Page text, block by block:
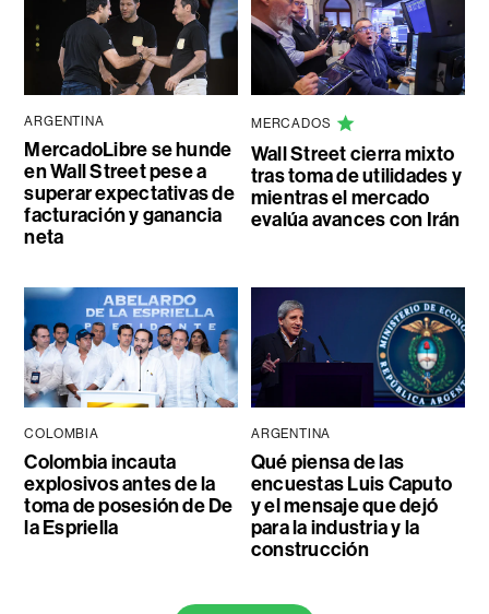
ARGENTINA
MercadoLibre se hunde
en Wall Street pese a
superar expectativas de
facturación y ganancia
neta
MERCADOS
Wall Street cierra mixto
tras toma de utilidades y
mientras el mercado
evalúa avances con Irán
COLOMBIA
Colombia incauta
explosivos antes de la
toma de posesión de De
la Espriella
ARGENTINA
Qué piensa de las
encuestas Luis Caputo
y el mensaje que dejó
para la industria y la
construcción